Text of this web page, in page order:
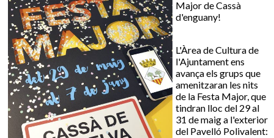
Major de Cassà
d'enguany!
L'Àrea de Cultura de
l'Ajuntament ens
avança els grups que
amenitzaran les nits
de la Festa Major, que
tindran lloc del 29 al
31 de maig a l'exterior
del Pavelló Polivalent: